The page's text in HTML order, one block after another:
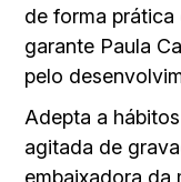
de forma prática
garante Paula
pelo
Adepta a
agitada de